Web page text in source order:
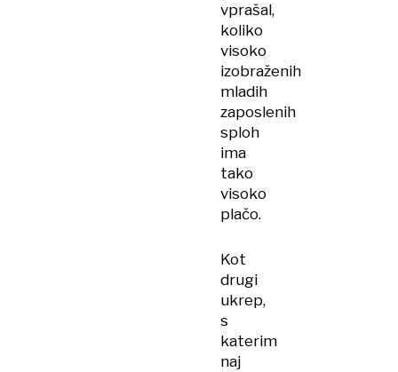
vprašal,
koliko
visoko
izobraženih
mladih
zaposlenih
sploh
ima
tako
visoko
plačo.
Kot
drugi
ukrep,
s
katerim
naj